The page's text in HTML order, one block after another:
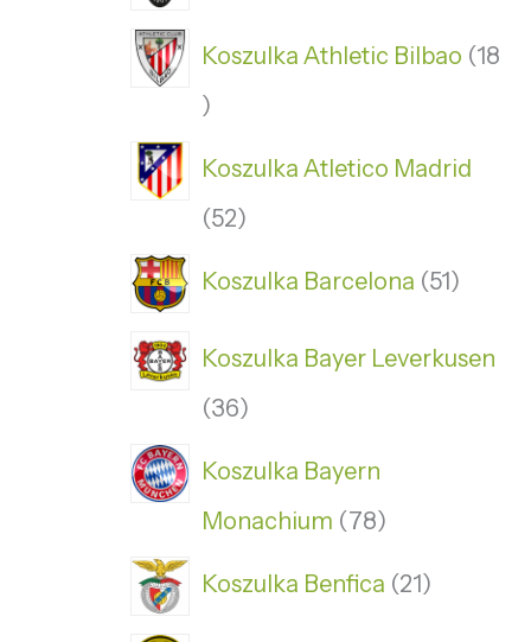
Koszulka Athletic Bilbao 18
Koszulka Atletico Madrid
52
Koszulka Barcelona 51
Koszulka Bayer Leverkusen
36
Koszulka Bayern
Monachium
78
Koszulka Benfica 21